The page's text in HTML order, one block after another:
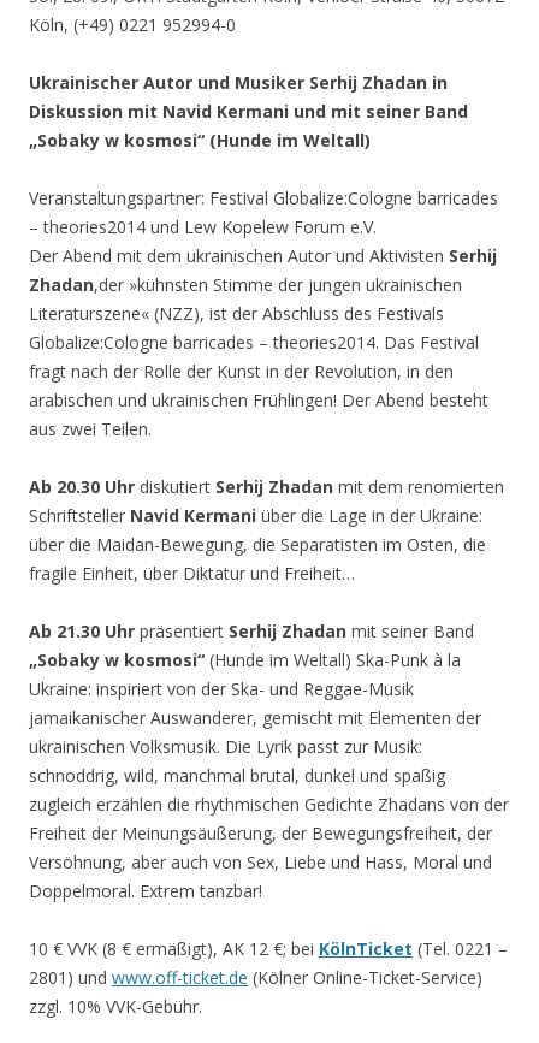
Köln, (+49) 0221 952994-0
Ukrainischer Autor und Musiker Serhij Zhadan in
Diskussion mit Navid Kermani und mit seiner Band
„Sobaky w kosmosi“ (Hunde im Weltall)
Veranstaltungspartner: Festival Globalize:Cologne barricades
– theories2014 und Lew Kopelew Forum e.V.
Der Abend mit dem ukrainischen Autor und Aktivisten Serhij
Zhadan,der »kühnsten Stimme der jungen ukrainischen
Literaturszene« (NZZ), ist der Abschluss des Festivals
Globalize:Cologne barricades – theories2014. Das Festival
fragt nach der Rolle der Kunst in der Revolution, in den
arabischen und ukrainischen Frühlingen! Der Abend besteht
aus zwei Teilen.
Ab 20.30 Uhr diskutiert Serhij Zhadan mit dem renomierten
Schriftsteller Navid Kermani über die Lage in der Ukraine:
über die Maidan-Bewegung, die Separatisten im Osten, die
fragile Einheit, über Diktatur und Freiheit…
Ab 21.30 Uhr präsentiert Serhij Zhadan mit seiner Band
„Sobaky w kosmosi“ (Hunde im Weltall) Ska-Punk à la
Ukraine: inspiriert von der Ska- und Reggae-Musik
jamaikanischer Auswanderer, gemischt mit Elementen der
ukrainischen Volksmusik. Die Lyrik passt zur Musik:
schnoddrig, wild, manchmal brutal, dunkel und spaßig
zugleich erzählen die rhythmischen Gedichte Zhadans von der
Freiheit der Meinungsäußerung, der Bewegungsfreiheit, der
Versöhnung, aber auch von Sex, Liebe und Hass, Moral und
Doppelmoral. Extrem tanzbar!
10 € VVK (8 € ermäßigt), AK 12 €; bei KölnTicket (Tel. 0221 –
2801) und www.off-ticket.de (Kölner Online-Ticket-Service)
zzgl. 10% VVK-Gebühr.